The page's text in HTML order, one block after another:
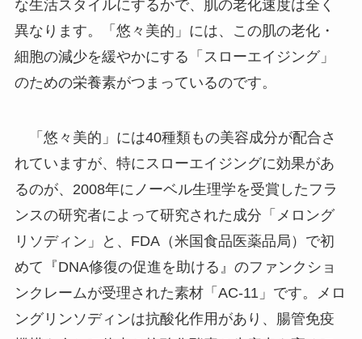
な生活スタイルにするかで、肌の老化速度は全く
異なります。「悠々美的」には、この肌の老化・
細胞の減少を緩やかにする「スローエイジング」
のための栄養素がつまっているのです。
「悠々美的」には40種類もの美容成分が配合さ
れていますが、特にスローエイジングに効果があ
るのが、2008年にノーベル生理学を受賞したフラ
ンスの研究者によって研究された成分「メロング
リソディン」と、FDA（米国食品医薬品局）で初
めて『DNA修復の促進を助ける』のファンクショ
ンクレームが受理された素材「AC-11」です。メロ
ングリンソディンは抗酸化作用があり、腸管免疫